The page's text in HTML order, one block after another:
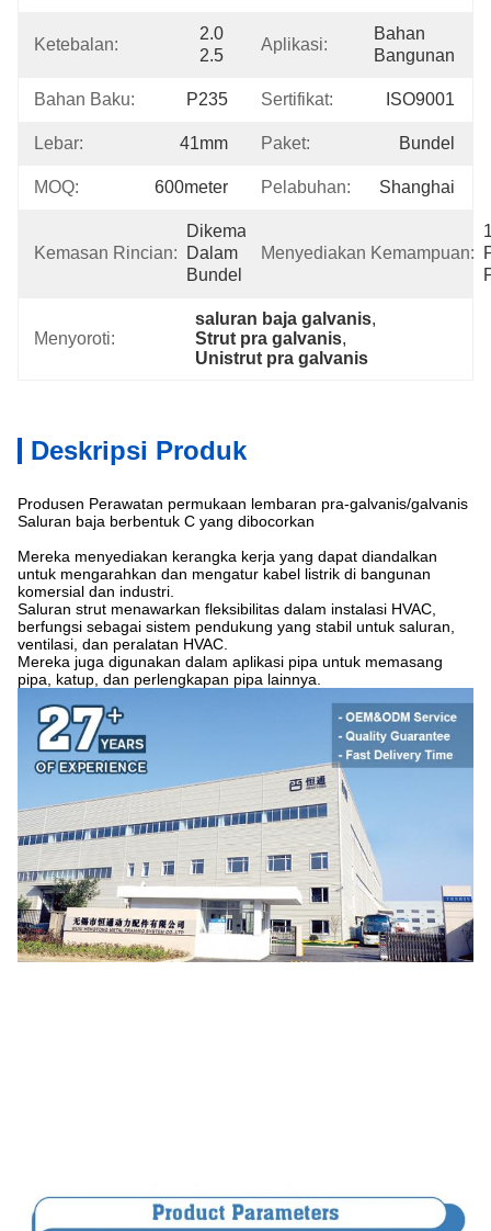
Ketebalan:
2.0
2.5
Aplikasi:
Bahan
Bangunan
Bahan Baku: P235 Sertifikat: ISO9001
Lebar: 41mm Paket: Bundel
MOQ: 600meter Pelabuhan: Shanghai
Kemasan Rincian:
Dikemas
Dalam
Bundel
Menyediakan Kemampuan:
Menyoroti:
saluran baja galvanis,
Strut pra galvanis,
Unistrut pra galvanis
Deskripsi Produk
Produsen Perawatan permukaan lembaran pra-galvanis/galvanis
Saluran baja berbentuk C yang dibocorkan
Mereka menyediakan kerangka kerja yang dapat diandalkan
untuk mengarahkan dan mengatur kabel listrik di bangunan
komersial dan industri.
Saluran strut menawarkan fleksibilitas dalam instalasi HVAC,
berfungsi sebagai sistem pendukung yang stabil untuk saluran,
ventilasi, dan peralatan HVAC.
Mereka juga digunakan dalam aplikasi pipa untuk memasang
pipa, katup, dan perlengkapan pipa lainnya.